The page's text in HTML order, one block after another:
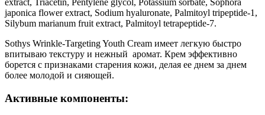
japonica flower extract, Sodium hyaluronate, Palmitoyl tripeptide-1,
Silybum marianum fruit extract, Palmitoyl tetrapeptide-7.
Sothys Wrinkle-Targeting Youth Cream имеет легкую быстро
впитываю текстуру и нежный аромат. Крем эффективно
борется с признаками старения кожи, делая ее днем за днем
более молодой и сияющей.
Активные компоненты: